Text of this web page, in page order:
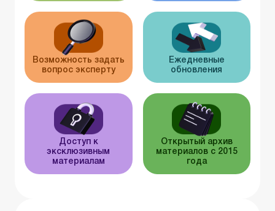
Возможность задать
вопрос эксперту
Ежедневные
обновления
Доступ к
эксклюзивным
материалам
Открытый архив
материалов с 2015
года